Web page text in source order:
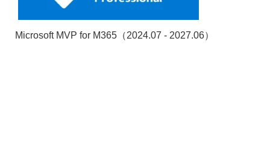
Microsoft MVP for M365（2024.07 - 2027.06）